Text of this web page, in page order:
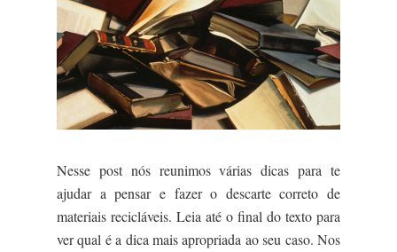
Nesse post nós reunimos várias dicas para te
ajudar a pensar e fazer o descarte correto de
materiais recicláveis. Leia até o final do texto para
ver qual é a dica mais apropriada ao seu caso. Nos